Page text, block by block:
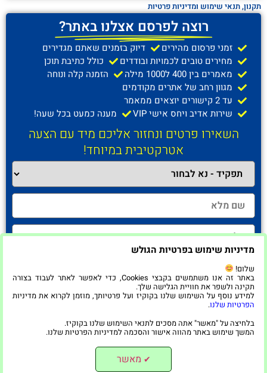
תקנון, תנאי שימוש ומדיניות פרטיות
רוצה לפרסם אצלנו באתר?
זמני פרסום מהירים
דיוק בזמנים שאתם מגדירים
מחירים טובים לכמויות ובודדים
כולל כתיבת תוכן
מאמרים בין 400 ל1000 מילה
הזמנה קלה ונוחה
מגוון רחב של אתרים מקודמים
עד 2 קישורים יוצאים ממאמר
שירות אדיב ויחס אישי VIP
מענה כמעט בכל שעה!
השאירו פרטים ונחזור אליכם מיד עם הצעה
אטרקטיבית במיוחד!
חזרו אליי!
© כל הזכויות שמורות למתחם הישראלי ברשת 2026 | ט.ל.ח
מדיניות שימוש בפרטיות הגולש
שלום!
באתר זה אנו משתמשים בקבצי Cookies, כדי לאפשר לאתר לעבוד בצורה
תקינה ולשפר את חוויית הגלישה שלך.
למידע נוסף על השימוש שלנו בקוקיז ועל פרטיותך, מוזמן לקרוא את מדיניות
הפרטיות שלנו.
בלחיצה על "מאשר" אתה מסכים לתנאי השימוש שלנו בקוקיז.
המשך שימוש באתר מהווה אישור והסכמה למדיניות הפרטיות שלנו.
✔ מאשר